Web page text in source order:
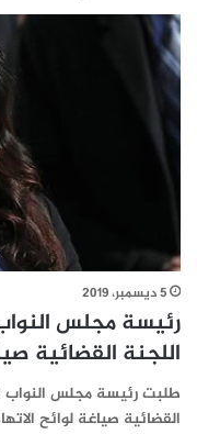
5 ديسمبر، 2019
رئيسة مجلس
اللجنة القضائية
طلبت رئيسة مجلس النواب
القضائية صياغة لوائح